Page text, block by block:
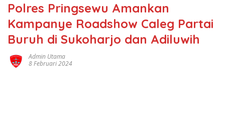
Polres Pringsewu Amankan
Kampanye Roadshow Caleg Partai
Buruh di Sukoharjo dan Adiluwih
Admin Utama
8 Februari 2024